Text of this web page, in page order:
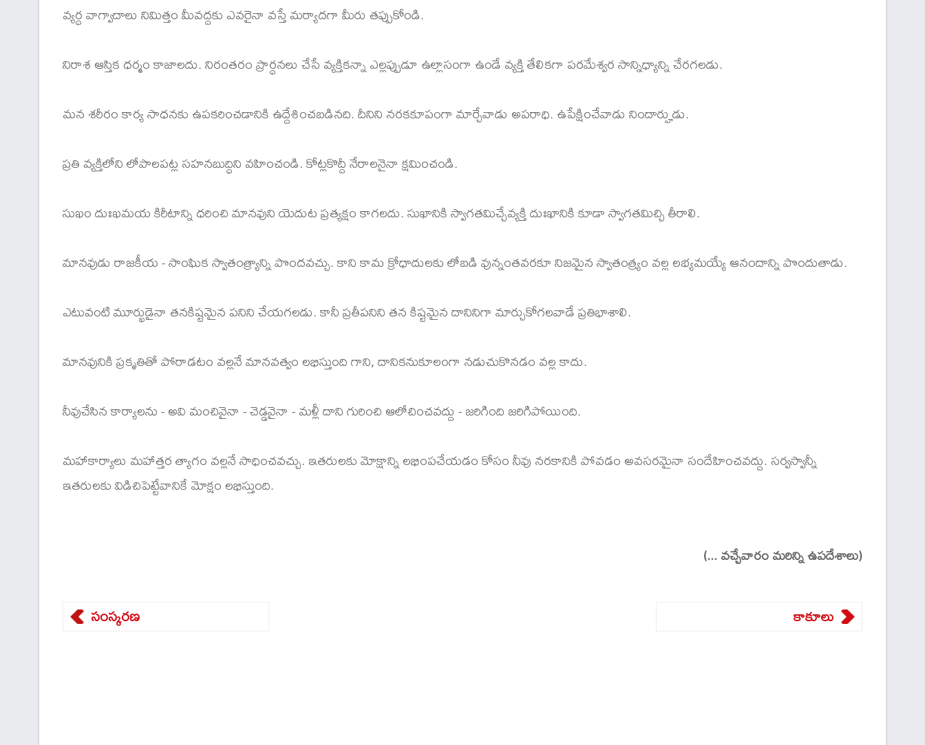
వ్యర్ధ వాగ్వాదాలు నిమిత్తం మీవద్దకు ఎవరైనా వస్తే మర్యాదగా మీరు తప్పుకోండి.
నిరాశ ఆస్తిక ధర్మం కాజాలదు. నిరంతరం ప్రార్ధనలు చేసే వ్యక్తికన్నా ఎల్లప్పుడూ ఉల్లాసంగా ఉండే వ్యక్తి తేలికగా పరమేశ్వర సాన్నిధ్యాన్ని చేరగలడు.
మన శరీరం కార్య సాధనకు ఉపకరించడానికి ఉద్దేశించబడినది. దీనిని నరకకూపంగా మార్చేవాడు అపరాధి. ఉపేక్షించేవాడు నిందార్హుడు.
ప్రతి వ్యక్తిలోని లోపాలపట్ల సహనబుద్ధిని వహించండి. కోట్లకొద్దీ నేరాలనైనా క్షమించండి.
సుఖం దుఃఖమయ కిరీటాన్ని ధరించి మానవుని యెదుట ప్రత్యక్షం కాగలదు. సుఖానికి స్వాగతమిచ్చేవ్యక్తి దుఃఖానికి కూడా స్వాగతమిచ్చి తీరాలి.
మానవుడు రాజకీయ - సాంఘిక స్వాతంత్ర్యాన్ని పొందవచ్చు. కాని కామ క్రోధాదులకు లోబడి వున్నంతవరకూ నిజమైన స్వాతంత్ర్యం వల్ల లభ్యమయ్యే ఆనందాన్ని పొందుతాడు.
ఎటువంటి మూర్ఖుడైనా తనకిష్టమైన పనిని చేయగలడు. కానీ ప్రతీపనిని తన కిష్టమైన దానినిగా మార్చుకోగలవాడే ప్రతిభాశాలి.
మానవునికి ప్రకృతితో పోరాడటం వల్లనే మానవత్వం లభిస్తుంది గాని, దానికనుకూలంగా నడుచుకొనడం వల్ల కాదు.
నీవుచేసిన కార్యాలను - అవి మంచివైనా - చెడ్డవైనా - మళ్లీ దాని గురించి ఆలోచించవద్దు - జరిగింది జరిగిపోయింది.
మహాకార్యాలు మహాత్తర త్యాగం వల్లనే సాధించవచ్చు. ఇతరులకు మోక్షాన్ని లభింపచేయడం కోసం నీవు నరకానికి పోవడం అవసరమైనా సందేహించవద్దు. సర్వస్వాన్నీ
ఇతరులకు విడిచిపెట్టేవానికే మోక్షం లభిస్తుంది.
(... వచ్చేవారం మరిన్ని ఉపదేశాలు)
సంస్కరణ కాకూలు